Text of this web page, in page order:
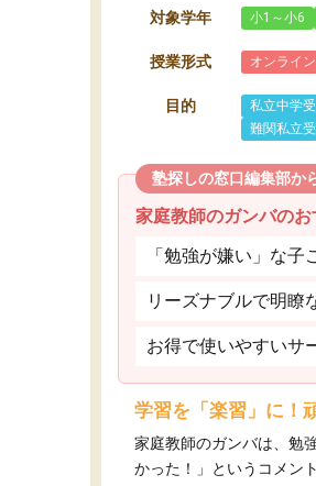
対象学年 小1～小6
授業形式 オンライ
目的 私立中学
難関私立
塾探しの窓口編集部か
家庭教師のガンバのお
「勉強が嫌い」な
リーズナブルで明瞭
お得で使いやすいサ
学習を「楽習」に！
家庭教師のガンバは、勉
かった！」というコメン